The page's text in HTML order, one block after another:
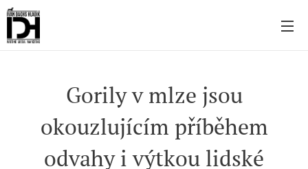
Gorily v mlze jsou
okouzlujícím příběhem
odvahy i výtkou lidské